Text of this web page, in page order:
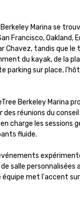
Marina se
Francisco, Oakland,
Chavez, tandis que
du kayak, de la
parking sur place,
Berkeley Marina
des réunions du
charge les sessions
fluide.
salle
met l'accent